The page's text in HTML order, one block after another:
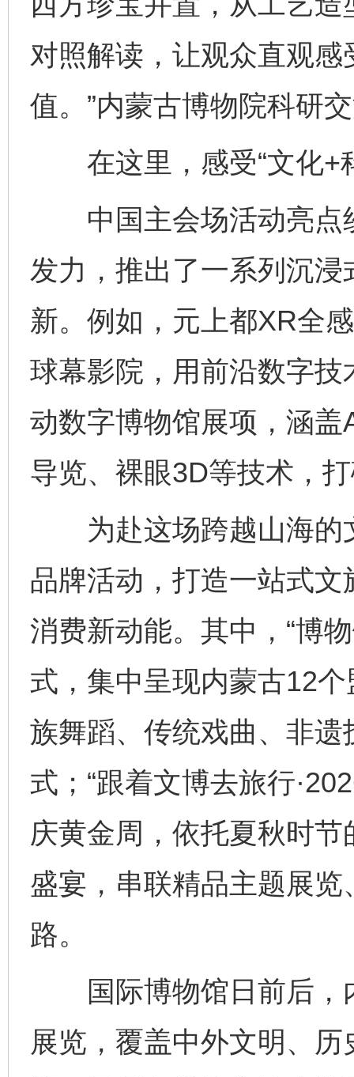
对照解读，让观众直观
值。”内蒙古博物院科研
在这里，感受“文化+
中国主会场活动亮点
发力，推出了一系列沉
新。例如，元上都XR全
球幕影院，用前沿数字
动数字博物馆展项，涵
导览、裸眼3D等技术，
为赴这场跨越山海的
品牌活动，打造一站式
消费新动能。其中，“博
式，集中呈现内蒙古12
族舞蹈、传统戏曲、非
式；“跟着文博去旅行
庆黄金周，依托夏秋时
盛宴，串联精品主题展
路。
国际博物馆日前后，
展览，覆盖中外文明、